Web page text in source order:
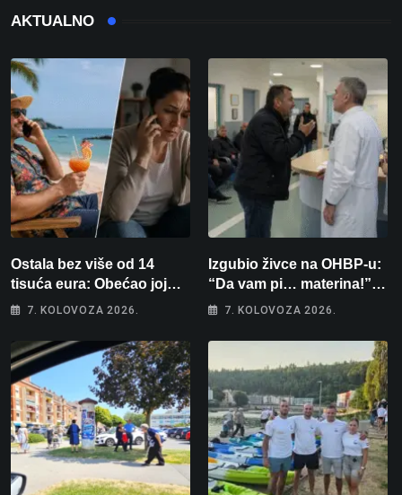
AKTUALNO
Ostala bez više od 14
tisuća eura: Obećao joj
auto za tjedan dana, a
7. KOLOVOZA 2026.
Izgubio živce na OHBP-u:
“Da vam pi… materina!”
Zbog člana obitelji vrijeđao
7. KOLOVOZA 2026.